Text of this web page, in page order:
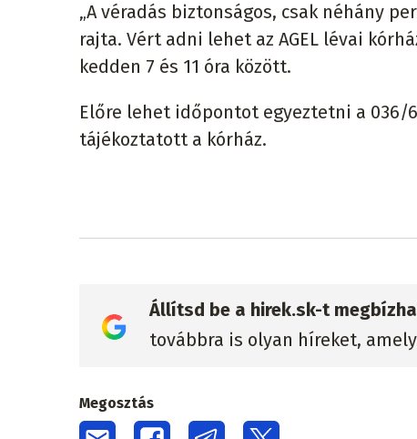
„A véradás biztonságos, csak néhány
rajta. Vért adni lehet az AGEL lévai
kedden 7 és 11 óra között.
Előre lehet időpontot egyeztetni a 036/
tájékoztatott a kórház.
Állítsd be a hirek.sk-t
továbbra is olyan híreket,
Megosztás